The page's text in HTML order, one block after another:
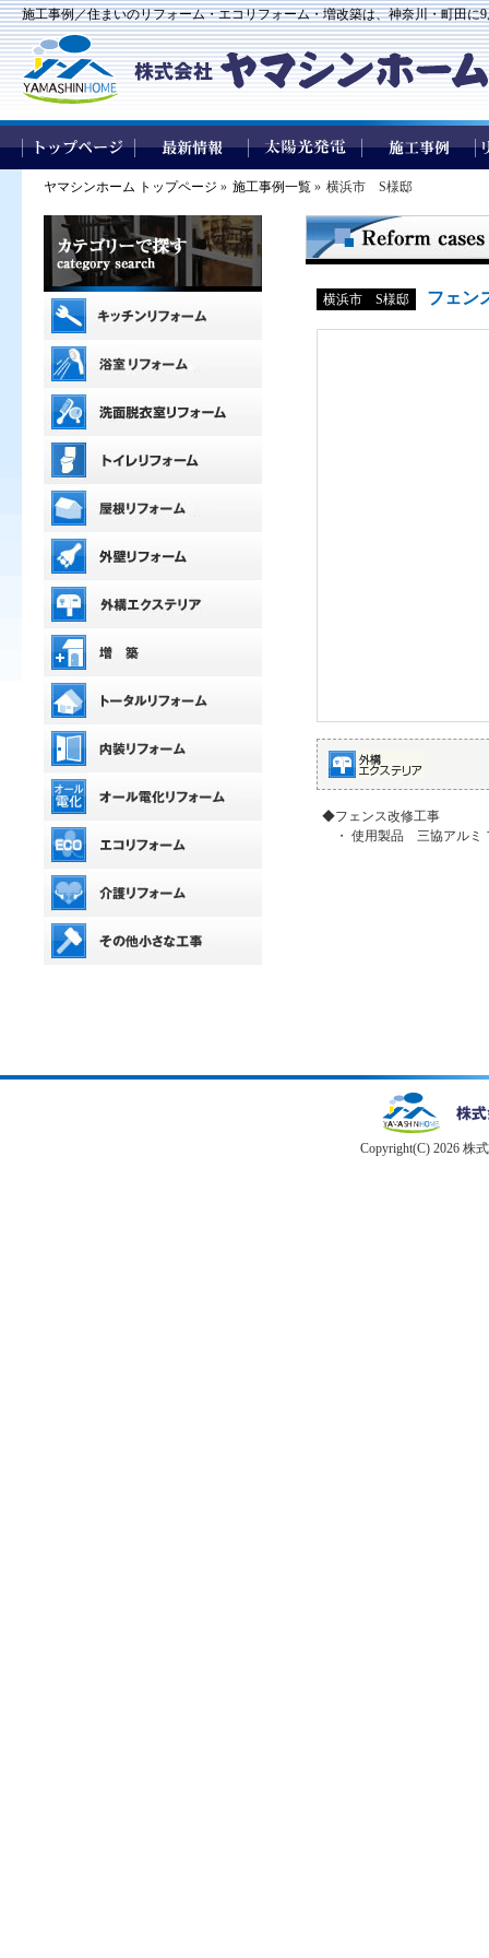
施工事例／住まいのリフォーム・エコリフォーム・増改築は、神奈川・町田に
ヤマシンホーム トップページ » 施工事例一覧 » 横浜市 S様邸
横浜市 S様邸 フェン
◆フェンス改修工事
・ 使用製品 三協アルミ
Copyright(C) 2026 株